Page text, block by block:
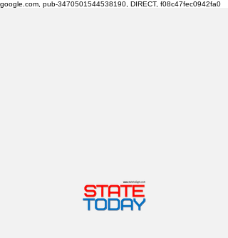
google.com, pub-3470501544538190, DIRECT, f08c47fec0942fa0